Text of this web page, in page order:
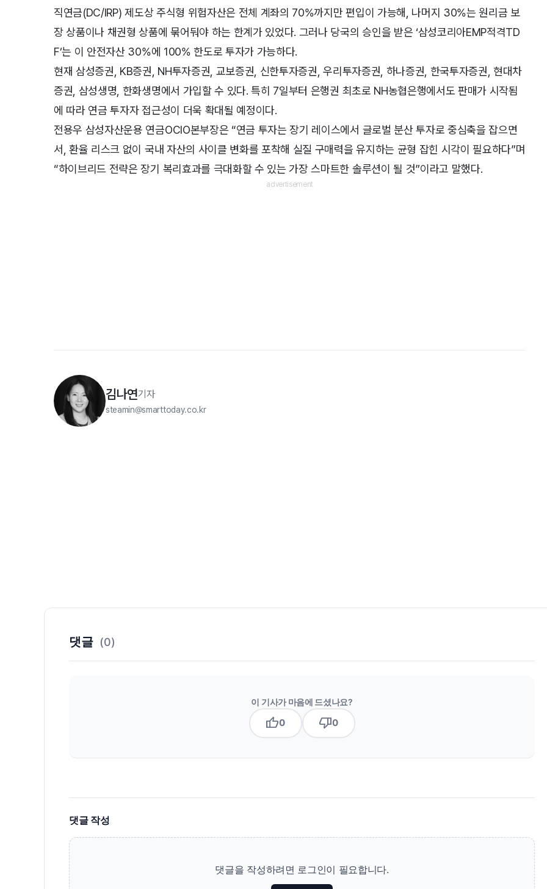
직연금(DC/IRP) 제도상 주식형 위험자산은 전체 계좌의 70%까지만 편입이 가능해, 나머지 30%는 원리금 보
장 상품이나 채권형 상품에 묶어둬야 하는 한계가 있었다. 그러나 당국의 승인을 받은 ‘삼성코리아EMP적격TD
F’는 이 안전자산 30%에 100% 한도로 투자가 가능하다.
현재 삼성증권, KB증권, NH투자증권, 교보증권, 신한투자증권, 우리투자증권, 하나증권, 한국투자증권, 현대차
증권, 삼성생명, 한화생명에서 가입할 수 있다. 특히 7일부터 은행권 최초로 NH농협은행에서도 판매가 시작됨
에 따라 연금 투자자 접근성이 더욱 확대될 예정이다.
전용우 삼성자산운용 연금OCIO본부장은 “연금 투자는 장기 레이스에서 글로벌 분산 투자로 중심축을 잡으면
서, 환율 리스크 없이 국내 자산의 사이클 변화를 포착해 실질 구매력을 유지하는 균형 잡힌 시각이 필요하다”며
“하이브리드 전략은 장기 복리효과를 극대화할 수 있는 가장 스마트한 솔루션이 될 것”이라고 말했다.
김나연기자
steamin@smarttoday.co.kr
댓글 (0)
이 기사가 마음에 드셨나요?
thumb_up0 thumb_down0
댓글 작성
댓글을 작성하려면 로그인이 필요합니다.